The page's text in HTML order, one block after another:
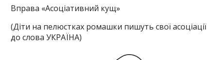
Вправа «Асоціативний кущ»
(Діти на пелюстках ромашки пишуть свої асоціації
до слова УКРАЇНА)